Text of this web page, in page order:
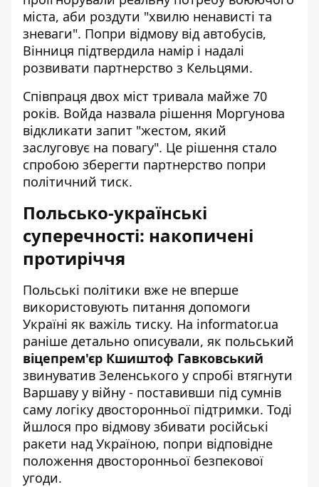
міста, аби роздути "хвилю ненависті та
зневаги". Попри відмову від автобусів,
Вінниця підтвердила намір і надалі
розвивати партнерство з Кельцями.
Співпраця двох міст тривала майже 70
років. Войда назвала рішення Моргунова
відкликати запит "жестом, який
заслуговує на повагу". Це рішення стало
спробою зберегти партнерство попри
політичний тиск.
Польсько-українські
суперечності: накопичені
протиріччя
Польські політики вже не вперше
використовують питання допомоги
Україні як важіль тиску. На informator.ua
раніше детально описували, як польський
віцепрем'єр Кшиштоф Гавковський
звинуватив Зеленського у спробі втягнути
Варшаву у війну - поставивши під сумнів
саму логіку двосторонньої підтримки. Тоді
йшлося про відмову збивати російські
ракети над Україною, попри відповідне
положення двосторонньої безпекової
угоди.